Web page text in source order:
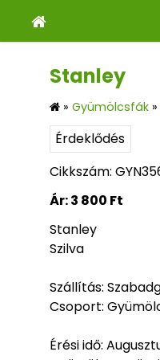
Stanley
» Gyümölcsfák »
Érdeklődés
Cikkszám:
Ár:3 800 Ft
Stanley
Szilva
Szállítás:
Csoport:
Érési idő: